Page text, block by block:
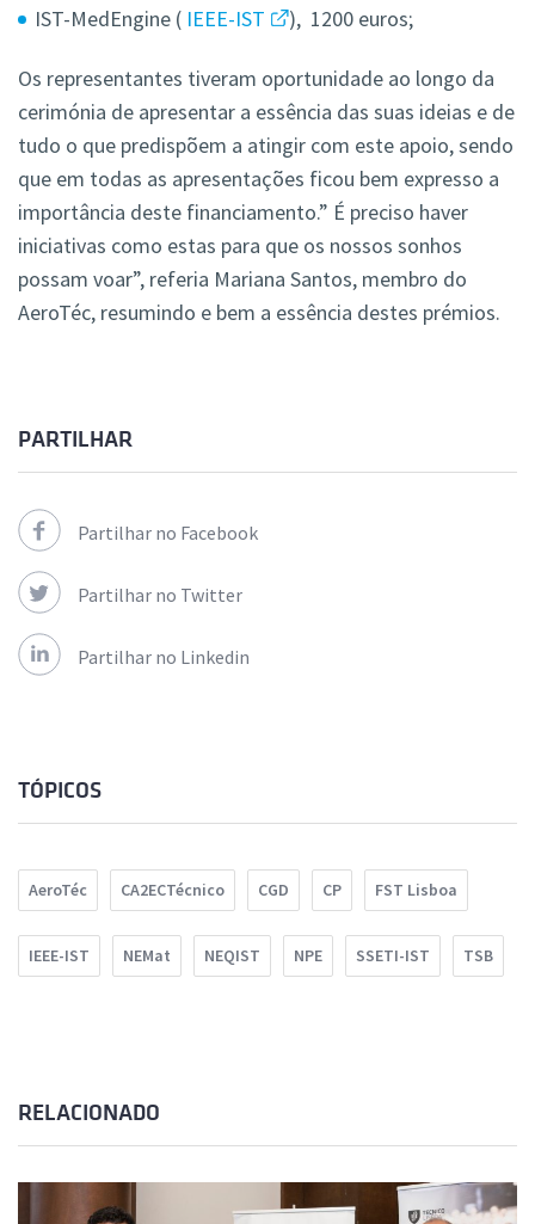
IST-MedEngine ( IEEE-IST ), 1200 euros;
Os representantes tiveram oportunidade ao longo da
cerimónia de apresentar a essência das suas ideias e de
tudo o que predispõem a atingir com este apoio, sendo
que em todas as apresentações ficou bem expresso a
importância deste financiamento.” É preciso haver
iniciativas como estas para que os nossos sonhos
possam voar”, referia Mariana Santos, membro do
AeroTéc, resumindo e bem a essência destes prémios.
PARTILHAR
Partilhar no Facebook
Partilhar no Twitter
Partilhar no Linkedin
TÓPICOS
AeroTéc CA2ECTécnico CGD CP FST Lisboa
IEEE-IST NEMat NEQIST NPE SSETI-IST TSB
RELACIONADO